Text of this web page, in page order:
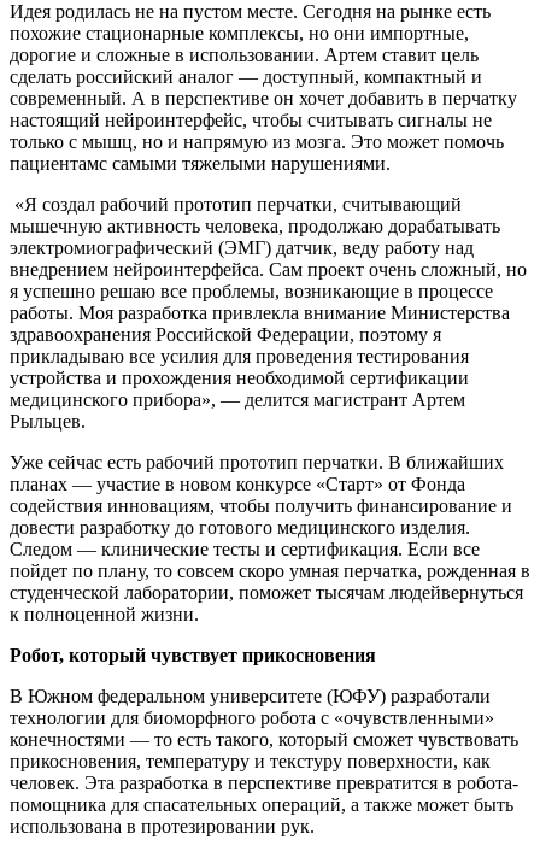
Идея родилась не на пустом месте. Сегодня на рынке есть
похожие стационарные комплексы, но они импортные,
дорогие и сложные в использовании. Артем ставит цель
сделать российский аналог — доступный, компактный и
современный. А в перспективе он хочет добавить в перчатку
настоящий нейроинтерфейс, чтобы считывать сигналы не
только с мышц, но и напрямую из мозга. Это может помочь
пациентамс самыми тяжелыми нарушениями.
«Я создал рабочий прототип перчатки, считывающий
мышечную активность человека, продолжаю дорабатывать
электромиографический (ЭМГ) датчик, веду работу над
внедрением нейроинтерфейса. Сам проект очень сложный, но
я успешно решаю все проблемы, возникающие в процессе
работы. Моя разработка привлекла внимание Министерства
здравоохранения Российской Федерации, поэтому я
прикладываю все усилия для проведения тестирования
устройства и прохождения необходимой сертификации
медицинского прибора», — делится магистрант Артем
Рыльцев.
Уже сейчас есть рабочий прототип перчатки. В ближайших
планах — участие в новом конкурсе «Старт» от Фонда
содействия инновациям, чтобы получить финансирование и
довести разработку до готового медицинского изделия.
Следом — клинические тесты и сертификация. Если все
пойдет по плану, то совсем скоро умная перчатка, рожденная в
студенческой лаборатории, поможет тысячам людейвернуться
к полноценной жизни.
Робот, который чувствует прикосновения
В Южном федеральном университете (ЮФУ) разработали
технологии для биоморфного робота с «очувствленными»
конечностями — то есть такого, который сможет чувствовать
прикосновения, температуру и текстуру поверхности, как
человек. Эта разработка в перспективе превратится в робота-
помощника для спасательных операций, а также может быть
использована в протезировании рук.